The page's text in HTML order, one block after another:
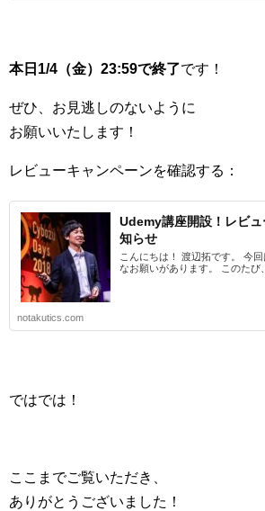
本日1/4（金）23:59で終了です！
ぜひ、お見逃しのないように
お願いいたします！
レビューキャンペーンを確認する：
Udemy講座開設！レビ
知らせ
こんにちは！ 渡辺拓です。 今
なお願いがあります。 このたび
notakutics.com
ではでは！
ここまでご覧いただき、
ありがとうございました！